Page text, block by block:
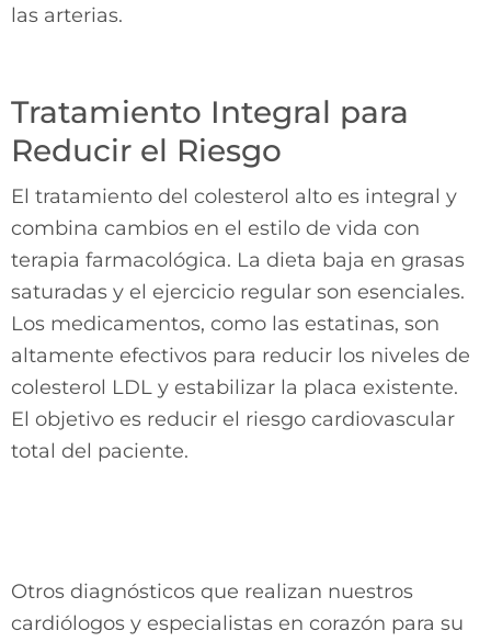
las arterias.
Tratamiento Integral para
Reducir el Riesgo
El tratamiento del colesterol alto es integral y
combina cambios en el estilo de vida con
terapia farmacológica. La dieta baja en grasas
saturadas y el ejercicio regular son esenciales.
Los medicamentos, como las estatinas, son
altamente efectivos para reducir los niveles de
colesterol LDL y estabilizar la placa existente.
El objetivo es reducir el riesgo cardiovascular
total del paciente.
Otros diagnósticos que realizan nuestros
cardiólogos y especialistas en corazón para su